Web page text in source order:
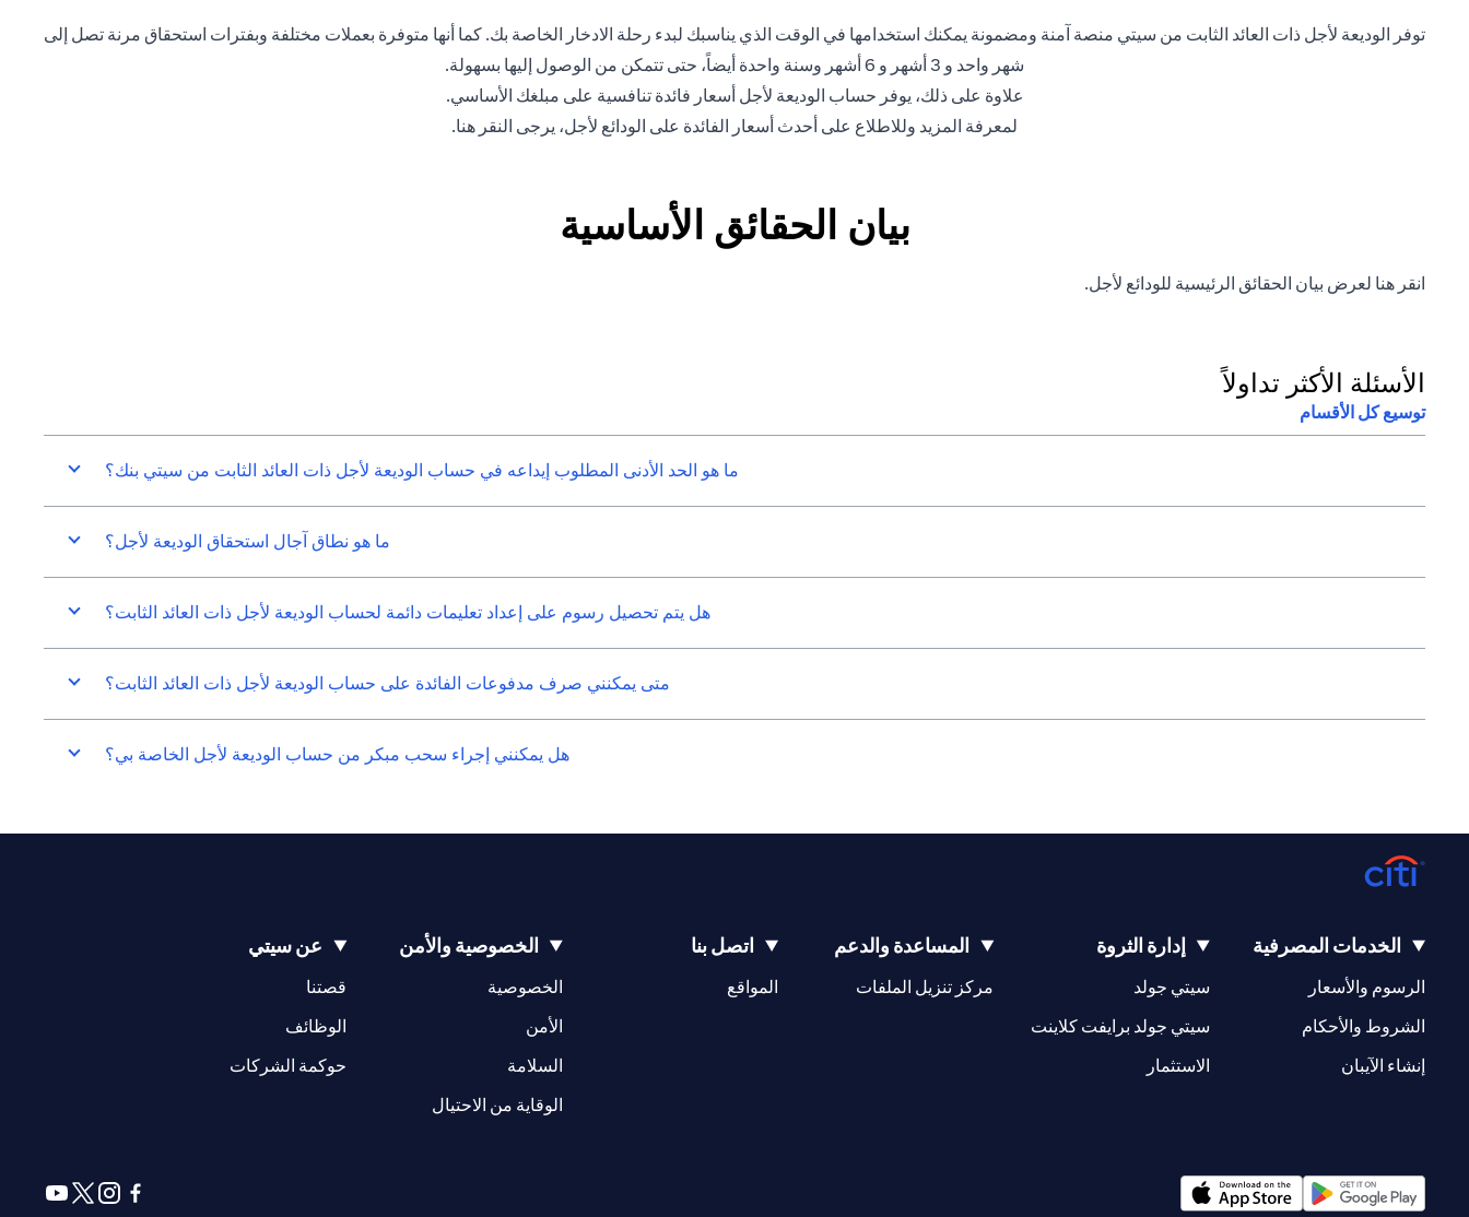
توفر الوديعة لأجل ذات العائد الثابت من سيتي منصة آمنة ومضمونة يمكنك استخدامها في الوقت الذي يناسبك لبدء رحلة الادخار الخاصة بك. كما أنها متوفرة بعملات مختلفة وبفترات استحقاق مرنة تصل إلى
شهر واحد و 3 أشهر و 6 أشهر وسنة واحدة أيضاً، حتى تتمكن من الوصول إليها بسهولة.
علاوة على ذلك، يوفر حساب الوديعة لأجل أسعار فائدة تنافسية على مبلغك الأساسي.
لمعرفة المزيد وللاطلاع على أحدث أسعار الفائدة على الودائع لأجل، يرجى النقر هناopens in a new tab.
بيان الحقائق الأساسية
انقر هنا opens in a new tab
لعرض بيان الحقائق الرئيسية للودائع لأجل.
الأسئلة الأكثر تداولاً
توسيع كل الأقسام
ما هو الحد الأدنى المطلوب إيداعه في حساب الوديعة لأجل ذات العائد الثابت من سيتي بنك؟
ما هو نطاق آجال استحقاق الوديعة لأجل؟
هل يتم تحصيل رسوم على إعداد تعليمات دائمة لحساب الوديعة لأجل ذات العائد الثابت؟
متى يمكنني صرف مدفوعات الفائدة على حساب الوديعة لأجل ذات العائد الثابت؟
هل يمكنني إجراء سحب مبكر من حساب الوديعة لأجل الخاصة بي؟
الخدمات المصرفية
الرسوم والأسعار
opens in a new tab
الشروط والأحكام opens in a new tab
إنشاء الآيبان opens in a new tab
إدارة الثروة
سيتي جولد opens in a new tab
سيتي جولد برايفت كلاينت
الاستثمار
المساعدة والدعم
مركز تنزيل الملفات
اتصل بنا
المواقعopens in a new tab
الخصوصية والأمن
الخصوصية opens in a new tab
الأمن
السلامة
الوقاية من الاحتيال
عن سيتي
قصتناopens in a new tab
الوظائفopens in a new tab
حوكمة الشركاتopens in a new tab